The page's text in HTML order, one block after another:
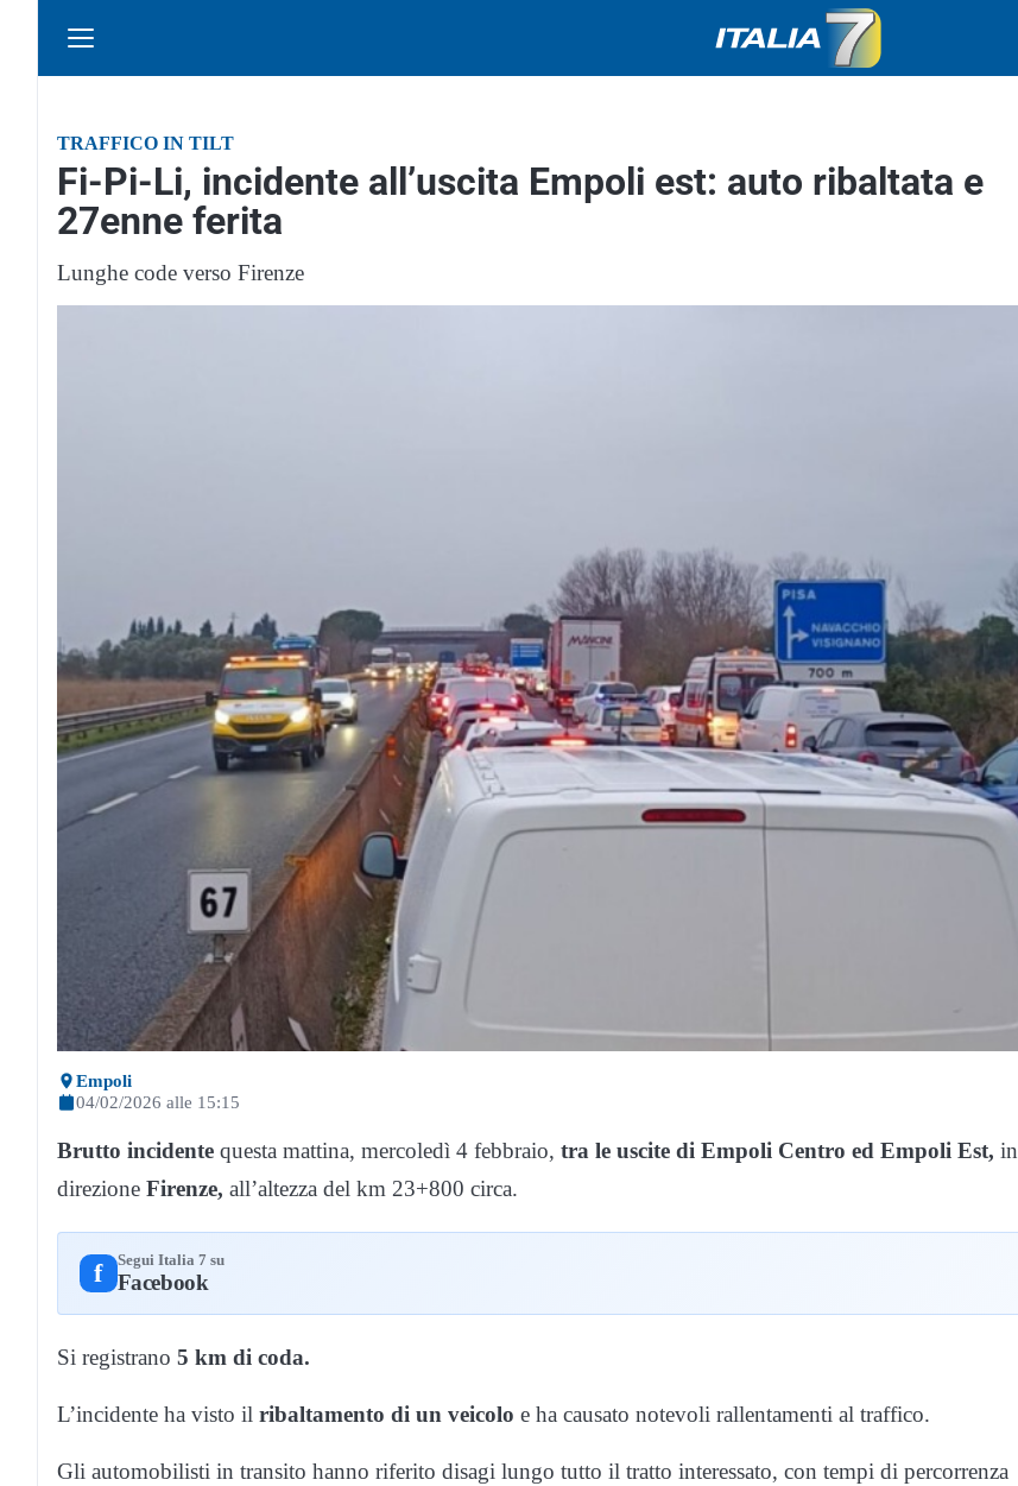
TRAFFICO IN TILT
Fi-Pi-Li, incidente all’uscita Empoli est: auto ribaltata e
27enne ferita
Lunghe code verso Firenze
Empoli
04/02/2026 alle 15:15
Brutto incidente questa mattina, mercoledì 4 febbraio, tra le uscite di Empoli Centro ed Empoli Est, in
direzione Firenze, all’altezza del km 23+800 circa.
f Segui Italia 7 su
Facebook
Si registrano 5 km di coda.
L’incidente ha visto il ribaltamento di un veicolo e ha causato notevoli rallentamenti al traffico.
Gli automobilisti in transito hanno riferito disagi lungo tutto il tratto interessato, con tempi di percorrenza